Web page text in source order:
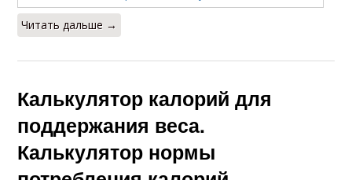
Читать дальше →
Калькулятор калорий для
поддержания веса.
Калькулятор нормы